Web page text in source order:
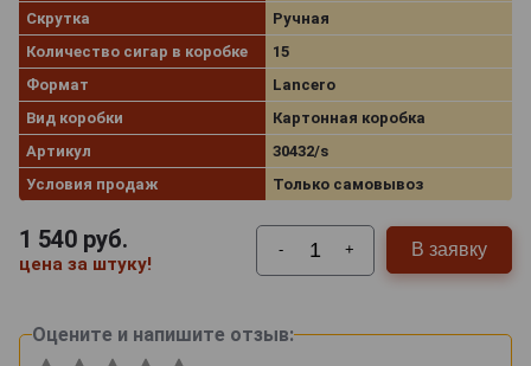
Скрутка
Ручная
Количество сигар в коробке
15
Формат
Lancero
Вид коробки
Картонная коробка
Артикул
30432/s
Условия продаж
Только самовывоз
1 540 руб.
цена за штуку!
- + В заявку
Оцените и напишите отзыв: